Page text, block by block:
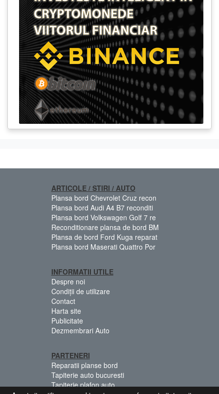
ARTICOLE / STIRI / AUTO
Plansa bord Chevrolet Cruz recon
Plansa bord Audi A4 B7 reconditi
Plansa bord Volkswagen Golf 7 re
Reconditionare plansa de bord BM
Plansa de bord Ford Kuga reparat
Plansa bord Maserati Quattro Por
INFORMATII UTILE
Despre noi
Condiții de utilizare
Contact
Harta site
Publicitate
Dezmembrari Auto
PARTENERI
Reparatii planse bord
Tapiterie auto bucuresti
Tapiterie plafon auto